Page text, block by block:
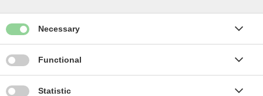
Brønderslev Spildevand A/S
GLN (EAN) nr.: 579 000 170 4902 (Vest)
GLN (EAN) nr.: 579 000 170 4919 (Øst)
CVR nr.: 31155835
Necessary
Give permission for Necessary cookies
Functional
Give permission for Functionality cookies
Statistic
Give permission for Statistics cookies